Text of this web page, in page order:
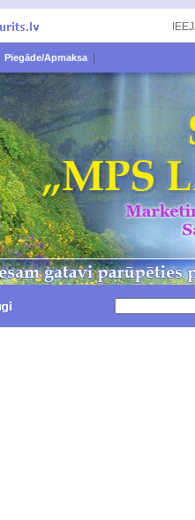
Piegāde/Apmaksa